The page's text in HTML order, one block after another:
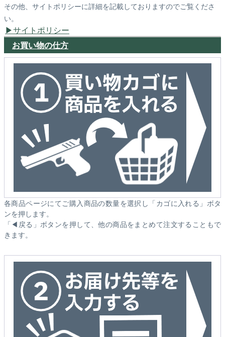
その他、サイトポリシーに詳細を記載しておりますのでご覧くださ
い。
サイトポリシー
お買い物の仕方
各商品ページにてご購入商品の数量を選択し「カゴに入れる」ボタ
ンを押します。
「◀戻る」ボタンを押して、他の商品をまとめて注文することもで
きます。